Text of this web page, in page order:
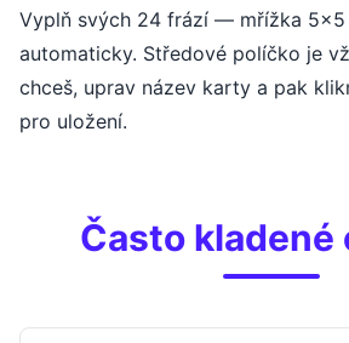
Vyplň svých 24 frází — mřížka 5×5
automaticky. Středové políčko je
chceš, uprav název karty a pak
pro uložení.
Často kladené